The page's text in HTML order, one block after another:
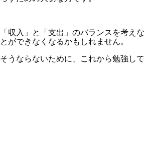
「収入」と「支出」のバランスを考え
とができなくなるかもしれません。
そうならないために、これから勉強し